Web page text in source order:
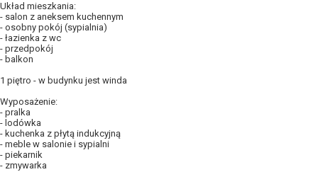
Układ mieszkania:
- salon z aneksem kuchennym
- osobny pokój (sypialnia)
- łazienka z wc
- przedpokój
- balkon
1 piętro - w budynku jest winda
Wyposażenie:
- pralka
- lodówka
- kuchenka z płytą indukcyjną
- meble w salonie i sypialni
- piekarnik
- zmywarka